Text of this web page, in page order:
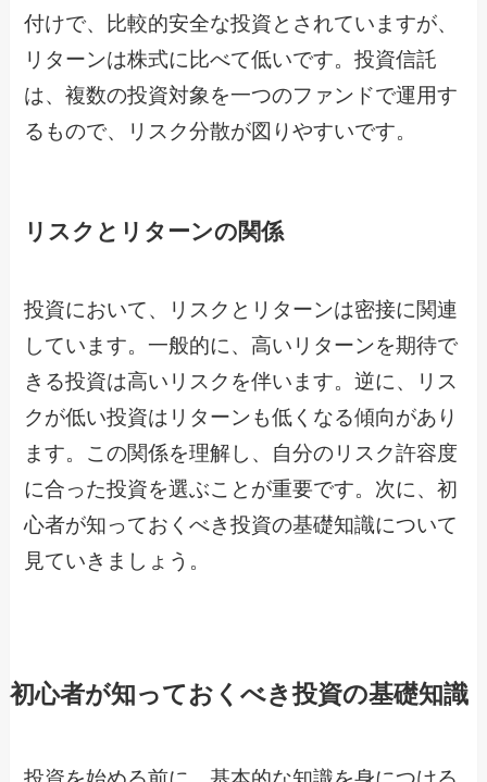
付けで、比較的安全な投資とされていますが、
リターンは株式に比べて低いです。投資信託
は、複数の投資対象を一つのファンドで運用す
るもので、リスク分散が図りやすいです。
リスクとリターンの関係
投資において、リスクとリターンは密接に関連
しています。一般的に、高いリターンを期待で
きる投資は高いリスクを伴います。逆に、リス
クが低い投資はリターンも低くなる傾向があり
ます。この関係を理解し、自分のリスク許容度
に合った投資を選ぶことが重要です。次に、初
心者が知っておくべき投資の基礎知識について
見ていきましょう。
初心者が知っておくべき投資の基礎知識